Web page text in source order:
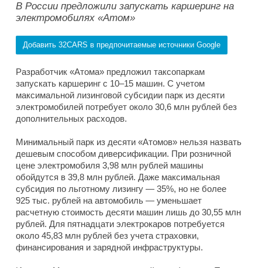
В России предложили запускать каршеринг на
электромобилях «Атом»
Добавить 32CARS в предпочитаемые источники Google
Разработчик «Атома» предложил таксопаркам
запускать каршеринг с 10–15 машин. С учетом
максимальной лизинговой субсидии парк из десяти
электромобилей потребует около 30,6 млн рублей без
дополнительных расходов.
Минимальный парк из десяти «Атомов» нельзя назвать
дешевым способом диверсификации. При розничной
цене электромобиля 3,98 млн рублей машины
обойдутся в 39,8 млн рублей. Даже максимальная
субсидия по льготному лизингу — 35%, но не более
925 тыс. рублей на автомобиль — уменьшает
расчетную стоимость десяти машин лишь до 30,55 млн
рублей. Для пятнадцати электрокаров потребуется
около 45,83 млн рублей без учета страховки,
финансирования и зарядной инфраструктуры.